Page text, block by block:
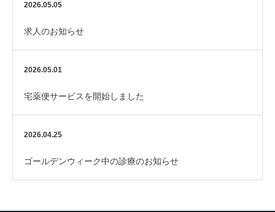
2026.05.05
求人のお知らせ
2026.05.01
宅薬便サービスを開始しました
2026.04.25
ゴールデンウィーク中の診療のお知らせ